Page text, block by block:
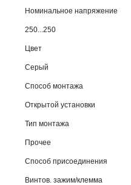
Номинальное напряжение
250...250
Цвет
Серый
Способ монтажа
Открытой установки
Тип монтажа
Прочее
Способ присоединения
Винтов. зажим/клемма